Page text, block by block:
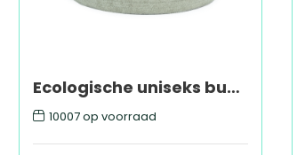
Ecologische uniseks bucket hat in badstof
10007op voorraad